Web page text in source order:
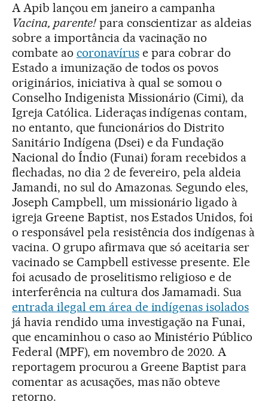
A Apib lançou em janeiro a campanha
Vacina, parente!para conscientizar as aldeias
sobre a importância da vacinação no
combate ao coronavíruse para cobrar do
Estado a imunização de todos os povos
originários, iniciativa à qual se somou o
Conselho Indigenista Missionário (Cimi), da
Igreja Católica. Lideraças indígenas contam,
no entanto, que funcionários do Distrito
Sanitário Indígena (Dsei) e da Fundação
Nacional do Índio (Funai) foram recebidos a
flechadas, no dia 2 de fevereiro, pela aldeia
Jamandi, no sul do Amazonas. Segundo eles,
Joseph Campbell, um missionário ligado à
igreja Greene Baptist, nos Estados Unidos, foi
o responsável pela resistência dos indígenas à
vacina. O grupo afirmava que só aceitaria ser
vacinado se Campbell estivesse presente. Ele
foi acusado de proselitismo religioso e de
interferência na cultura dos Jamamadi. Sua
entrada ilegal em área de indígenas isolados
já havia rendido uma investigação na Funai,
que encaminhou o caso ao Ministério Público
Federal (MPF), em novembro de 2020. A
reportagem procurou a Greene Baptist para
comentar as acusações, mas não obteve
retorno.